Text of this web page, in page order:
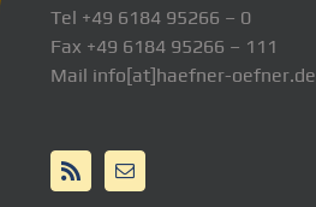
Tel +49 6184 95266 – 0
Fax +49 6184 95266 – 111
Mail info[at]haefner-oefner.de